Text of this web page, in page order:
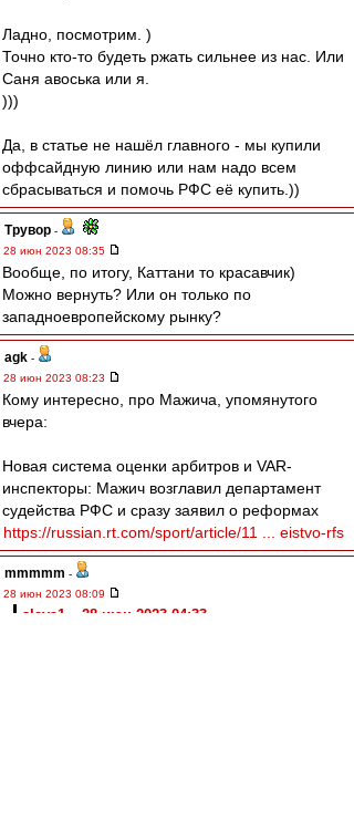
Ладно, посмотрим. )
Точно кто-то будеть ржать сильнее из нас. Или
Саня авоська или я.
)))
Да, в статье не нашёл главного - мы купили
оффсайдную линию или нам надо всем
сбрасываться и помочь РФС её купить.))
Трувор -
28 июн 2023 08:35
Вообще, по итогу, Каттани то красавчик)
Можно вернуть? Или он только по
западноевропейскому рынку?
agk -
28 июн 2023 08:23
Кому интересно, про Мажича, упомянутого
вчера:
Новая система оценки арбитров и VAR-
инспекторы: Мажич возглавил департамент
судейства РФС и сразу заявил о реформах
https://russian.rt.com/sport/article/11 ... eistvo-rfs
mmmmm -
28 июн 2023 08:09
slava1 » 28 июн 2023 04:33